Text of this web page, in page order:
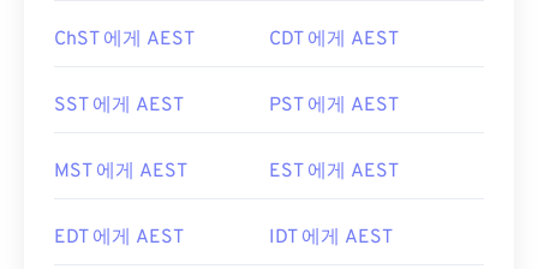
ChST 에게 AEST CDT 에게 AEST
SST 에게 AEST PST 에게 AEST
MST 에게 AEST EST 에게 AEST
EDT 에게 AEST IDT 에게 AEST